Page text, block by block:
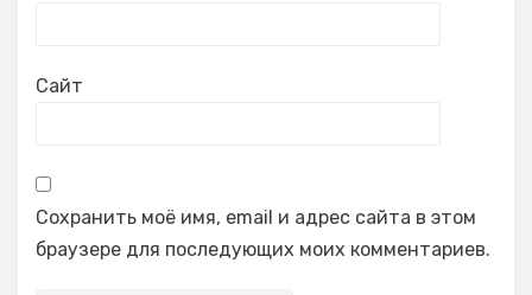
Сайт
Сохранить моё имя, email и адрес сайта в этом
браузере для последующих моих комментариев.